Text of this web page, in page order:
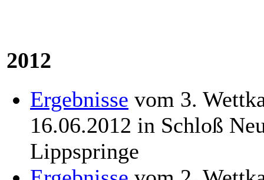
2012
Ergebnisse vom 3.
16.06.2012 in Schloß
Lippspringe